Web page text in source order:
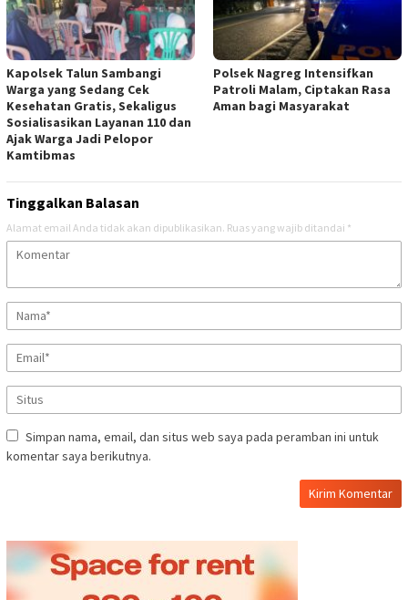
Kapolsek Talun Sambangi
Warga yang Sedang Cek
Kesehatan Gratis, Sekaligus
Sosialisasikan Layanan 110 dan
Ajak Warga Jadi Pelopor
Kamtibmas
Polsek Nagreg Intensifkan
Patroli Malam, Ciptakan Rasa
Aman bagi Masyarakat
Tinggalkan Balasan
Alamat email Anda tidak akan dipublikasikan. Ruas yang wajib ditandai *
Simpan nama, email, dan situs web saya pada peramban ini untuk
komentar saya berikutnya.